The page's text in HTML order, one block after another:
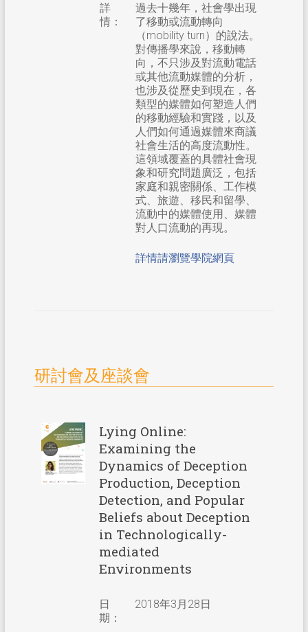
詳
情：
過去十幾年，社會學出現
了移動或流動轉向
（mobility turn）的說法。
對傳播學來說，移動轉
向，不只涉及對流動電話
或其他流動媒體的分析，
也涉及從歷史到現在，各
類型的媒體如何塑造人們
的移動經驗和實踐，以及
人們如何通過媒體來商議
社會生活的高度流動性。
這領域覆蓋的具體社會現
象和研究問題廣泛，包括
家庭和親密關係、工作模
式、旅遊、移民和留學、
流動中的媒體使用、媒體
對人口流動的再現。
詳情請瀏覽學院網頁
研討會及座談會
Lying Online:
Examining the
Dynamics of Deception
Production, Deception
Detection, and Popular
Beliefs about Deception
in Technologically-
mediated
Environments
日
期：
2018年3月28日